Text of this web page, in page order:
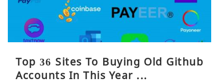
Top 36 Sites To Buying Old Github
Accounts In This Year ...